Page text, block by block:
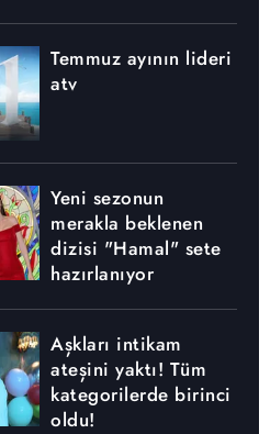
Temmuz ayının lideri
atv
Yeni sezonun
merakla beklenen
dizisi "Hamal" sete
hazırlanıyor
Aşkları intikam
ateşini yaktı! Tüm
kategorilerde birinci
oldu!